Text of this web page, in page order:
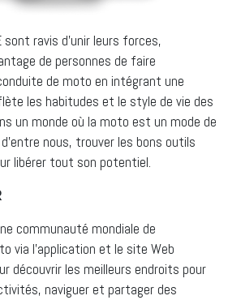
sont ravis d’unir leurs forces,
de personnes de faire
de moto en intégrant une
les habitudes et le style de vie des
un monde où la moto est un mode de
nous, trouver les bons outils
libérer tout son potentiel.
communauté mondiale de
via l’application et le site Web
découvrir les meilleurs endroits pour
naviguer et partager des